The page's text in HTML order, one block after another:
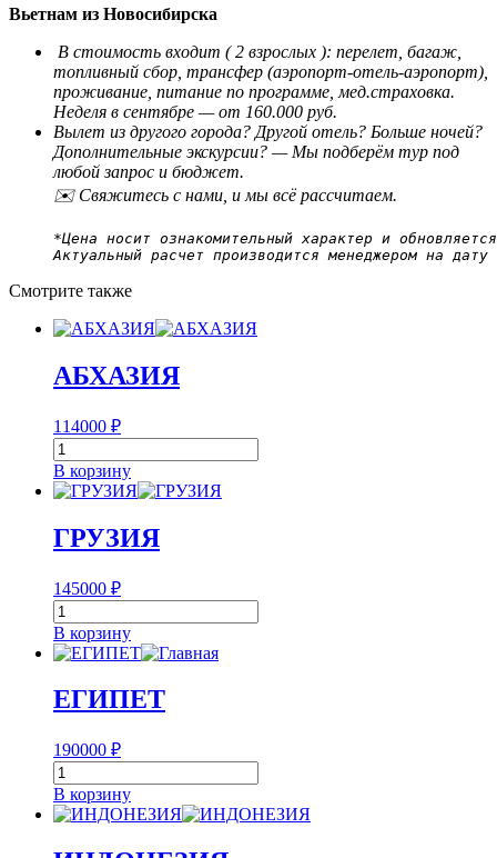
Вьетнам из Новосибирска
В стоимость входит ( 2 взрослых ): перелет, багаж,
топливный сбор, трансфер (аэропорт-отель-аэропорт),
проживание, питание по программе, мед.страховка.
Неделя в сентябре — от 160.000 руб.
Вылет из другого города? Другой отель? Больше ночей?
Дополнительные экскурсии? — Мы подберём тур под
любой запрос и бюджет.
✉️ Свяжитесь с нами, и мы всё рассчитаем.
*Цена носит ознакомительный характер и
Актуальный расчет производится менеджером на
Смотрите также
АБХАЗИЯ
114000 ₽
Количество
товара
АБХАЗИЯ
В корзину
ГРУЗИЯ
145000 ₽
Количество
товара
ГРУЗИЯ
В корзину
ЕГИПЕТ
190000 ₽
Количество
товара
ЕГИПЕТ
В корзину